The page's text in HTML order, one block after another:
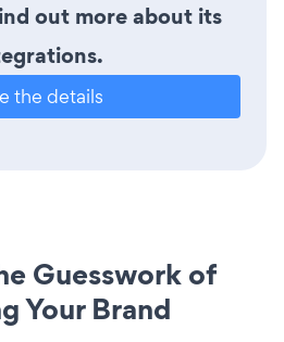
out more about its
the details
Guesswork of
Your Brand